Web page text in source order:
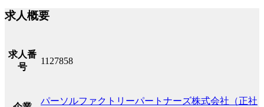
求人概要
求人番
号
1127858
パーソルファクトリーパートナーズ株式会社（正社